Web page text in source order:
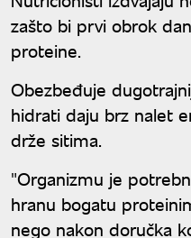
zašto bi prvi obrok
proteine.
Obezbeđuje
hidrati daju brz nalet
drže sitima.
"Organizmu je
hranu bogatu
nego nakon doručka